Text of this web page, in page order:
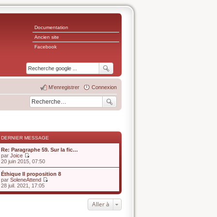
Documentation
Ancien site
Facebook
Connexion
M’enregistrer
DERNIER MESSAGE
Re: Paragraphe 59. Sur la fic…
par Joice
V
o
i
r
l
e
d
20 juin 2015, 07:50
Éthique II proposition 8
par SoleneAttend
o
i
28 juil. 2021, 17:05
Aller à